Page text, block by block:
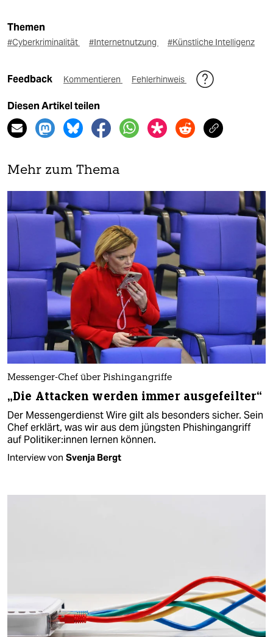
Themen
#Cyberkriminalität #Internetnutzung #Künstliche Intelligenz
Feedback Kommentieren Fehlerhinweis
Diesen Artikel teilen
Mehr zum Thema
Messenger-Chef über Pishingangriffe
„Die Attacken werden immer ausgefeilter“
Der Messengerdienst Wire gilt als besonders sicher. Sein
Chef erklärt, was wir aus dem jüngsten Phishingangriff
auf Politiker:in­nen lernen können.
Interview von Svenja Bergt